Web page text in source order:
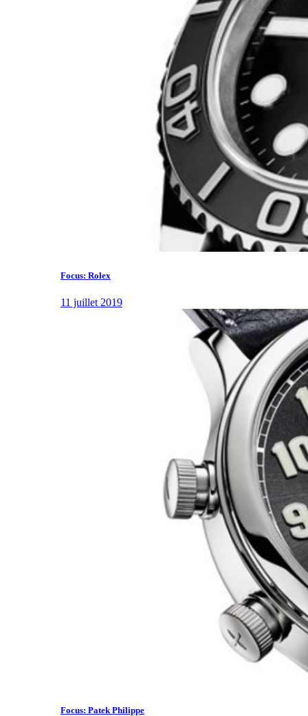
Focus: Rolex
11 juillet 2019
Focus: Patek Philippe